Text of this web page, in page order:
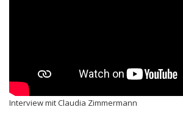
Interview mit Claudia Zimmermann